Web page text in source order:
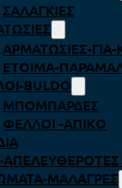
ΣΑΛΑΓΚΙΈΣ
ΑΡΜΑΤΩΣΙΈΣ-
ΈΤΟΙΜΑ-
BULDO
ΜΠΟΜΠΆΡΔΕΣ
ΦΕΛΛΟΊ -ΑΠΊΚΟ
ΜΑΛΆΓΡΕΣ